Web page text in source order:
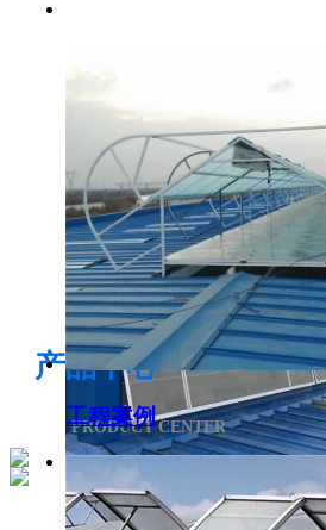
电开启通风气楼
侧开型排烟天窗
产品中心
PRODUCT CENTER
工程案例